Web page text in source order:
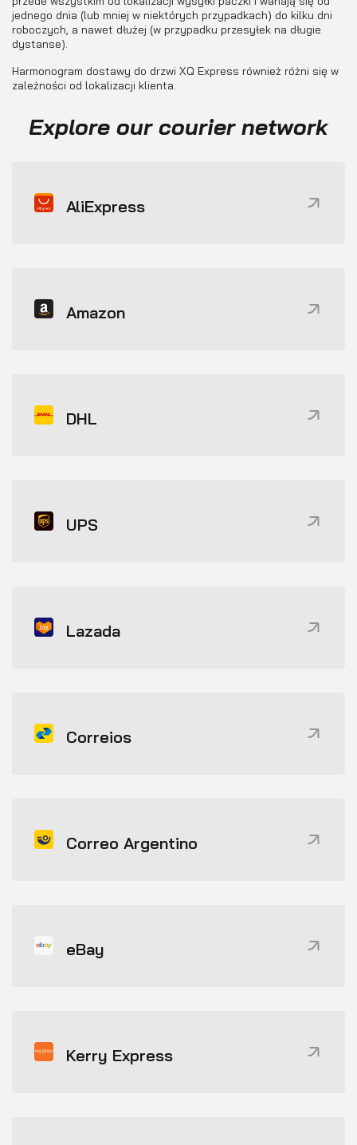
jednego dnia (lub mniej w niektórych przypadkach) do kilku dni
roboczych, a nawet dłużej (w przypadku przesyłek na długie
dystanse).
Harmonogram dostawy do drzwi XQ Express również różni się w
zależności od lokalizacji klienta.
Explore our courier network
AliExpress
Amazon
DHL
UPS
Lazada
Correios
Correo Argentino
eBay
Kerry Express